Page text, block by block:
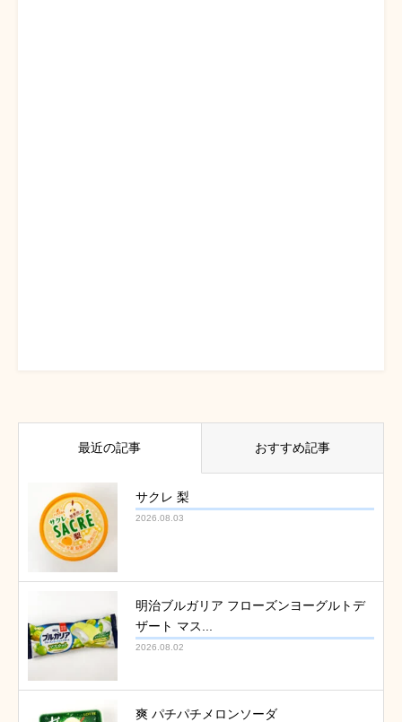
最近の記事 おすすめ記事
サクレ 梨
2026.08.03
明治ブルガリア フローズンヨーグルトデ
ザート マス...
2026.08.02
爽 パチパチメロンソーダ